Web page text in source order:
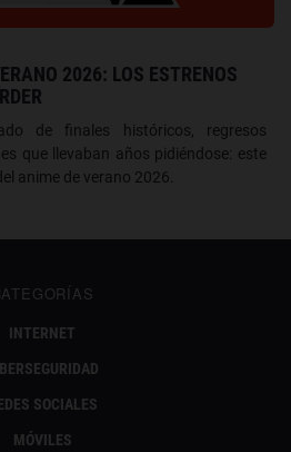
2026: LOS ESTRENOS
de finales históricos, regresos
que llevaban años pidiéndose: este
anime de verano 2026.
INTERNET
SOCIALES
MÓVILES